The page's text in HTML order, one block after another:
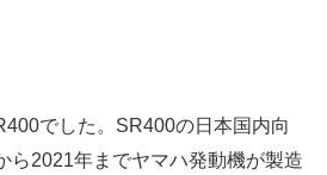
る
でした。SR400の日本国内向
ら2021年までヤマハ発動機が製造